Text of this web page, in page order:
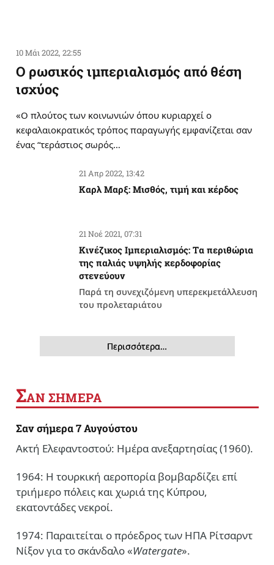
10 Μάι 2022, 22:55
Ο ρωσικός ιμπεριαλισμός από θέση
ισχύος
«Ο πλούτος των κοινωνιών όπου κυριαρχεί ο
κεφαλαιοκρατικός τρόπος παραγωγής εμφανίζεται σαν
ένας “τεράστιος σωρός…
21 Απρ 2022, 13:42
Καρλ Μαρξ: Μισθός, τιμή και κέρδος
21 Νοέ 2021, 07:31
Κινέζικος Ιμπεριαλισμός: Tα περιθώρια
της παλιάς υψηλής κερδοφορίας
στενεύουν
Παρά τη συνεχιζόμενη υπερεκμετάλλευση
του προλεταριάτου
Περισσότερα…
ΣΑΝ ΣΗΜΕΡΑ
Σαν σήμερα 7 Αυγούστου
Ακτή Ελεφαντοστού: Ημέρα ανεξαρτησίας (1960).
1964: Η τουρκική αεροπορία βομβαρδίζει επί
τριήμερο πόλεις και χωριά της Κύπρου,
εκατοντάδες νεκροί.
1974: Παραιτείται ο πρόεδρος των ΗΠΑ Ρίτσαρντ
Νίξον για το σκάνδαλο «Watergate».